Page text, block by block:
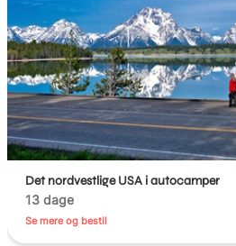
Det nordvestlige USA i autocamper
13 dage
Se mere og bestil